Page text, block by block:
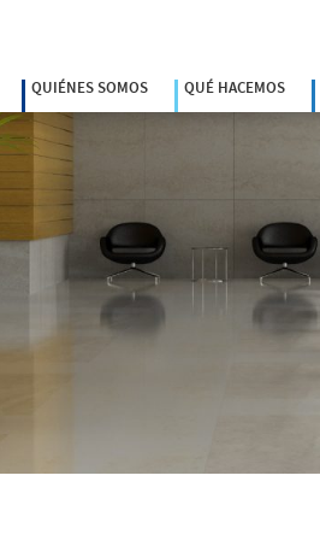
QUIÉNES SOMOS QUÉ HACEMOS